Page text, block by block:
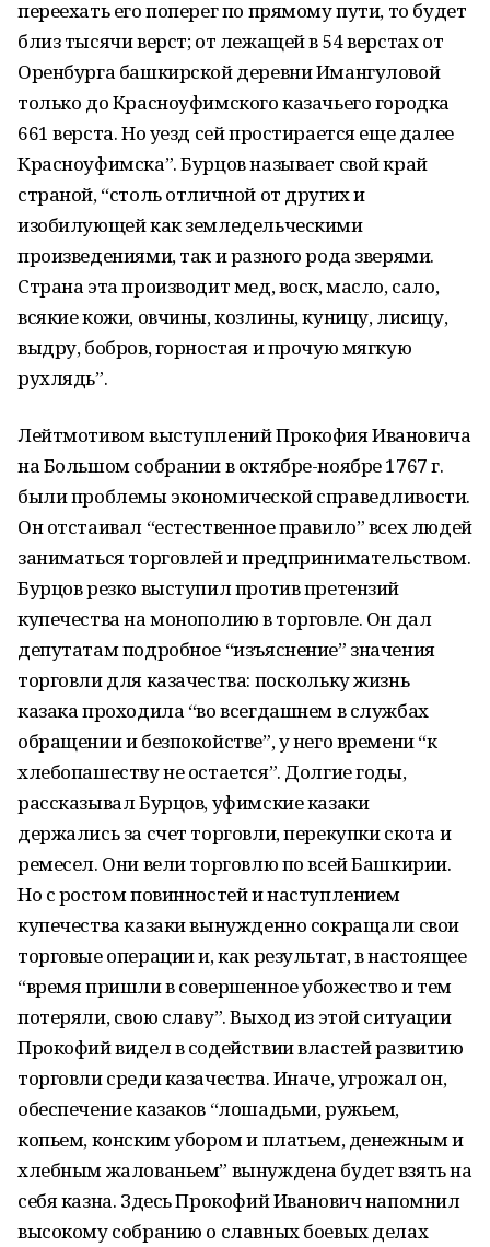
переехать его поперег по прямому пути, то будет
близ тысячи верст; от лежащей в 54 верстах от
Оренбурга башкирской деревни Имангуловой
только до Красноуфимского казачьего городка
661 верста. Но уезд сей простирает­ся еще далее
Красноуфимска”. Бурцов называет свой край
страной, “столь отличной от других и
изобилующей как земледельческими
произведениями, так и разного рода зве­рями.
Страна эта производит мед, воск, масло, сало,
всякие кожи, овчины, козлины, куницу, лисицу,
выдру, бобров, горностая и прочую мягкую
рухлядь”.
Лейтмотивом выступлений Прокофия Ивановича
на Большом собрании в октябре-ноябре 1767 г.
были проблемы экономической справедливости.
Он отстаивал “естественное правило” всех людей
заниматься торговлей и предпринимательством.
Бурцов резко выступил против претензий
купечества на монополию в торговле. Он дал
депутатам подробное “изъяснение” значения
торговли для казачества: поскольку жизнь
казака проходила “во всегдашнем в службах
обращении и безпокойстве”, у него вре­мени “к
хлебопашеству не остается”. Долгие годы,
рассказывал Бурцов, уфимские ка­заки
держались за счет торговли, перекупки скота и
ремесел. Они вели торговлю по всей Башкирии.
Но с ростом повинностей и наступлением
купечества казаки вынуж­денно сокращали свои
торговые операции и, как результат, в настоящее
“время при­шли в совершенное убожество и тем
потеряли, свою славу”. Выход из этой ситуации
Прокофий видел в содействии властей развитию
торговли среди казачества. Иначе, угрожал он,
обеспечение казаков “лошадьми, ружьем,
копьем, конским убором и пла­тьем, денежным и
хлебным жалованьем” вынуждена будет взять на
себя казна. Здесь Прокофий Иванович напомнил
высокому собранию о славных боевых делах